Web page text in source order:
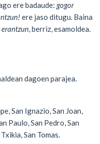
ere badaude: gogor
ere jaso ditugu. Baina
erantzun, berriz, esamoldea.
dagoen parajea.
San Ignazio, San Joan,
Paulo, San Pedro, San
San Tomas.